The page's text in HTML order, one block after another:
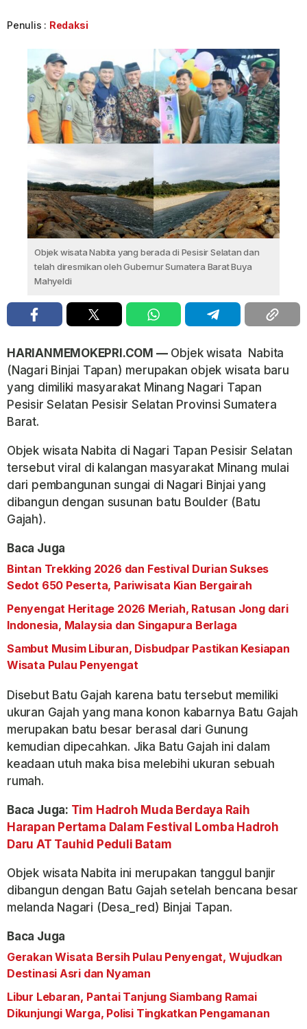
Penulis : Redaksi
Objek wisata Nabita yang berada di Pesisir Selatan dan
telah diresmikan oleh Gubernur Sumatera Barat Buya
Mahyeldi
HARIANMEMOKEPRI.COM —Objek wisata Nabita
(Nagari Binjai Tapan) merupakan objek wisata baru
yang dimiliki masyarakat Minang Nagari Tapan
Pesisir Selatan Pesisir Selatan Provinsi Sumatera
Barat.
Objek wisata Nabita di Nagari Tapan Pesisir Selatan
tersebut viral di kalangan masyarakat Minang mulai
dari pembangunan sungai di Nagari Binjai yang
dibangun dengan susunan batu Boulder (Batu
Gajah).
Baca Juga
Bintan Trekking 2026 dan Festival Durian Sukses
Sedot 650 Peserta, Pariwisata Kian Bergairah
Penyengat Heritage 2026 Meriah, Ratusan Jong dari
Indonesia, Malaysia dan Singapura Berlaga
Sambut Musim Liburan, Disbudpar Pastikan Kesiapan
Wisata Pulau Penyengat
Disebut Batu Gajah karena batu tersebut memiliki
ukuran Gajah yang mana konon kabarnya Batu Gajah
merupakan batu besar berasal dari Gunung
kemudian dipecahkan. Jika Batu Gajah ini dalam
keadaan utuh maka bisa melebihi ukuran sebuah
rumah.
Baca Juga: Tim Hadroh Muda Berdaya Raih
Harapan Pertama Dalam Festival Lomba Hadroh
Daru AT Tauhid Peduli Batam
Objek wisata Nabita ini merupakan tanggul banjir
dibangun dengan Batu Gajah setelah bencana besar
melanda Nagari (Desa_red) Binjai Tapan.
Baca Juga
Gerakan Wisata Bersih Pulau Penyengat, Wujudkan
Destinasi Asri dan Nyaman
Libur Lebaran, Pantai Tanjung Siambang Ramai
Dikunjungi Warga, Polisi Tingkatkan Pengamanan